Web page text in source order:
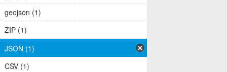
geojson (1)
ZIP (1)
JSON (1)
CSV (1)